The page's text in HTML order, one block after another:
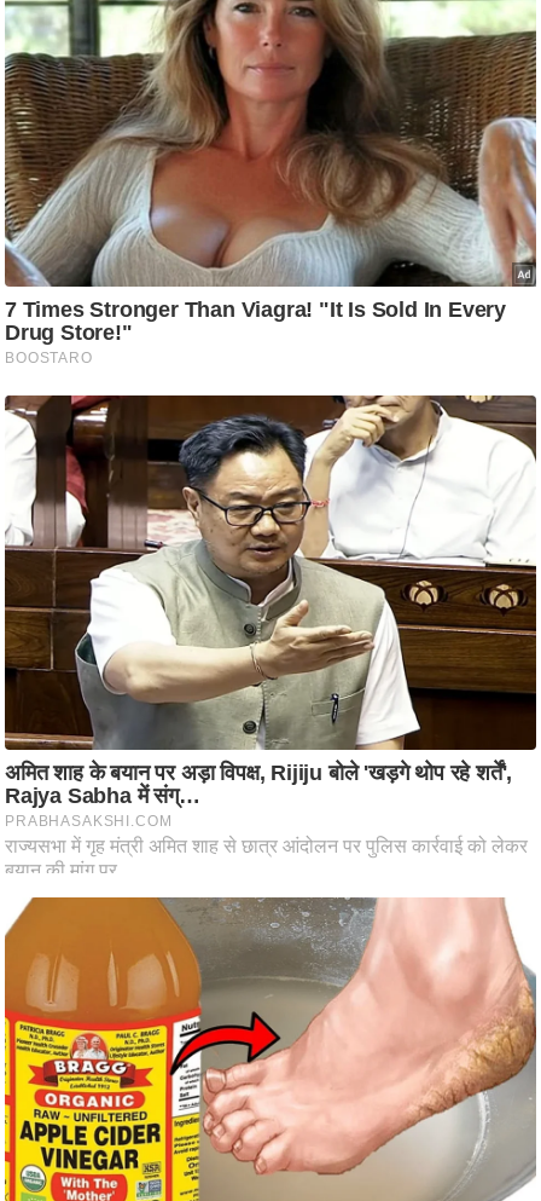
भ
ए
म
.
आ
र
.
आ
ई
.
चा
प
र
स
मी
क्षा
र्म
ज्यो
ति
प्र
भु
म
हि
मा
/
र्म
ल
व्र
त
त्यो
हा
र